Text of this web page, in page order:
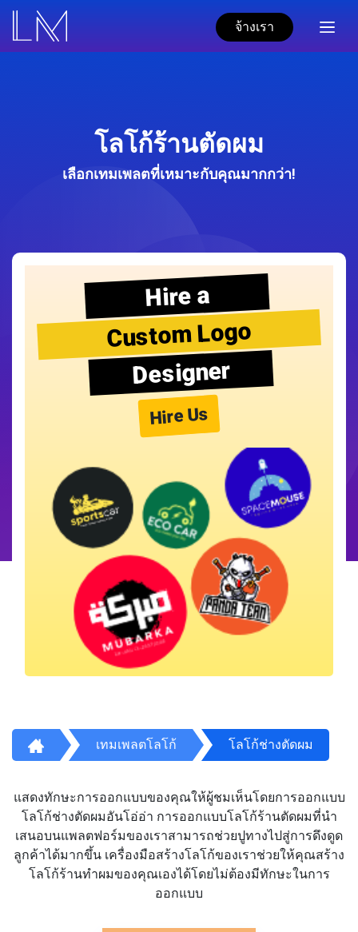
จ้างเรา
โลโก้ร้านตัดผม
เลือกเทมเพลตที่เหมาะกับคุณมากกว่า!
Hire a
Custom Logo
Designer
Hire Us
เทมเพลตโลโก้ โลโก้ช่างตัดผม
แสดงทักษะการออกแบบของคุณให้ผู้ชมเห็นโดยการออกแบบ
โลโก้ช่างตัดผมอันโอ่อ่า การออกแบบโลโก้ร้านตัดผมที่นำ
เสนอบนแพลตฟอร์มของเราสามารถช่วยปูทางไปสู่การดึงดูด
ลูกค้าได้มากขึ้น เครื่องมือสร้างโลโก้ของเราช่วยให้คุณสร้าง
โลโก้ร้านทำผมของคุณเองได้โดยไม่ต้องมีทักษะในการ
ออกแบบ